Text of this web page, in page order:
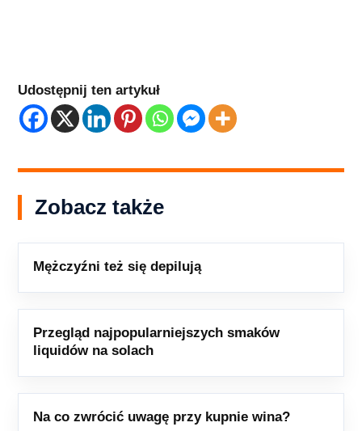
Udostępnij ten artykuł
Zobacz także
Mężczyźni też się depilują
Przegląd najpopularniejszych smaków
liquidów na solach
Na co zwrócić uwagę przy kupnie wina?